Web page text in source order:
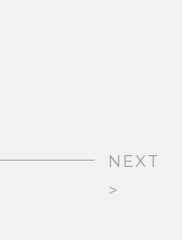
NEXT
>